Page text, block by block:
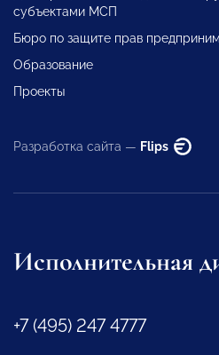
субъектами МСП
Бюро по защите прав
Образование
Проекты
Разработка сайта — Flips
Исполнительная
+7 (495) 247 4777